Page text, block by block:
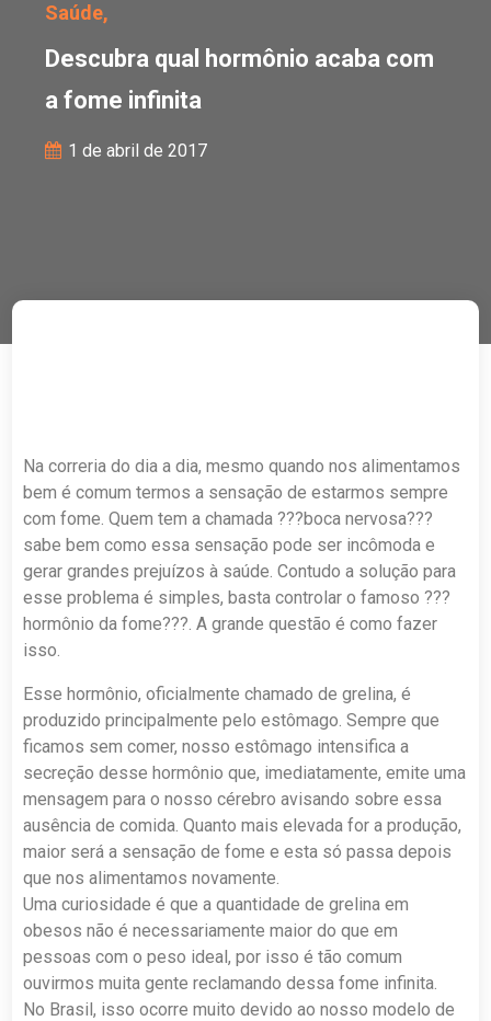
Saúde,
Descubra qual hormônio acaba com
a fome infinita
1 de abril de 2017
Na correria do dia a dia, mesmo quando nos alimentamos
bem é comum termos a sensação de estarmos sempre
com fome. Quem tem a chamada ???boca nervosa???
sabe bem como essa sensação pode ser incômoda e
gerar grandes prejuízos à saúde. Contudo a solução para
esse problema é simples, basta controlar o famoso ???
hormônio da fome???. A grande questão é como fazer
isso.
Esse hormônio, oficialmente chamado de grelina, é
produzido principalmente pelo estômago. Sempre que
ficamos sem comer, nosso estômago intensifica a
secreção desse hormônio que, imediatamente, emite uma
mensagem para o nosso cérebro avisando sobre essa
ausência de comida. Quanto mais elevada for a produção,
maior será a sensação de fome e esta só passa depois
que nos alimentamos novamente.
Uma curiosidade é que a quantidade de grelina em
obesos não é necessariamente maior do que em
pessoas com o peso ideal, por isso é tão comum
ouvirmos muita gente reclamando dessa fome infinita.
No Brasil, isso ocorre muito devido ao nosso modelo de